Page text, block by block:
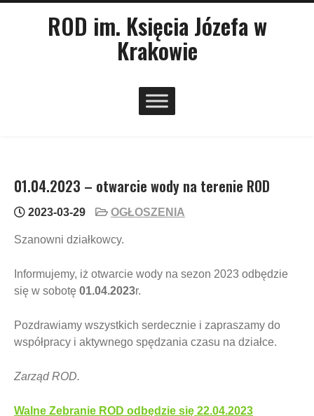
ROD im. Księcia Józefa w
Krakowie
01.04.2023 – otwarcie wody na terenie ROD
2023-03-29 OGŁOSZENIA
Szanowni działkowcy.
Informujemy, iż otwarcie wody na sezon 2023 odbędzie
się w sobotę 01.04.2023r.
Pozdrawiamy wszystkich serdecznie i zapraszamy do
współpracy i aktywnego spędzania czasu na działce.
Zarząd ROD.
Walne Zebranie ROD odbędzie się 22.04.2023